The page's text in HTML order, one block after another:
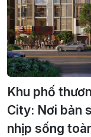
Khu phố
City: Nơi bản
nhịp sống